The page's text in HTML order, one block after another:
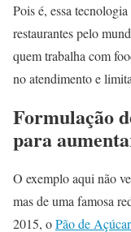
Pois é, essa
restaurantes pelo
quem trabalha com
no atendimento e
Formulação
para
O exemplo aqui não
mas de uma famosa
2015, oPão de Açúcar